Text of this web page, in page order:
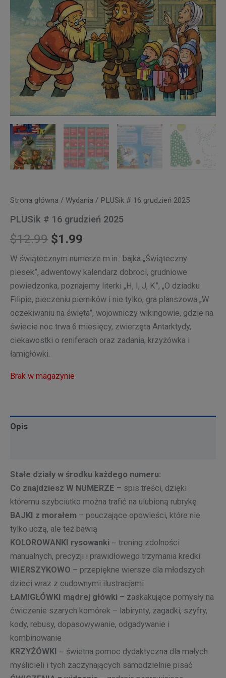
Strona główna / Wydania / PLUSik # 16 grudzień 2025
PLUSik # 16 grudzień 2025
$12.99 Pierwotna
cena
wynosiła:
$12.99.
$1.99
cena
wynosi:
$1.99.
W świątecznym numerze m.in.: bajka „Świąteczny
piesek”, adwentowy kalendarz dobroci, grudniowe
powiedzonka, poznajemy literki „H, I, J, K”, „O dziadku
Filipie, pieczeniu pierników i nie tylko, gra planszowa „W
oczekiwaniu na święta”, wojowniczy wikingowie, gdzie na
świecie noc trwa 6 miesięcy, zwierzęta Antarktydy,
ciekawostki o reniferach oraz zadania, krzyżówka i
łamigłówki.
Brak w magazynie
Opis
Stałe działy w środku każdego numeru:
Co znajdziesz W NUMERZE – spis treści, dzięki
któremu szybciutko można trafić na ulubioną rubrykę
BAJKI z morałem – pouczające opowieści, które nie
tylko uczą, ale też bawią
KOLOROWANKI rysowanki – trening zdolności
manualnych, precyzji i prawidłowego trzymania kredki
WIERSZYKOWO – przepiękne wiersze dla młodszych
dzieci wraz z cudownymi ilustracjami
ŁAMIGŁÓWKI mądrej główki – zaskakujące pomysły na
ćwiczenie szarych komórek – labirynty, zagadki, szyfry,
kody, rebusy, dopasowywanie, odgadywanie i
kombinowanie
KRZYŻÓWKI – świetna pomoc dydaktyczna dla małych
myślicieli i tych zaczynających samodzielnie pisać